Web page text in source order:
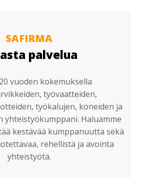
SAFIRMA
palvelua
vuoden kokemuksella
työvaatteiden,
työkalujen, koneiden ja
yhteistyökumppani. Haluamme
kestävää kumppanuutta sekä
rehellistä ja avointa
yhteistyötä.